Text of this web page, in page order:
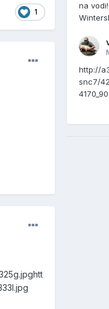
1
htt
na
http://
snc7/